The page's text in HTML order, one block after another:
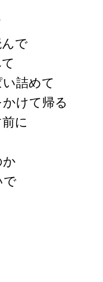
で
詰めて
けて帰る
に
か
で